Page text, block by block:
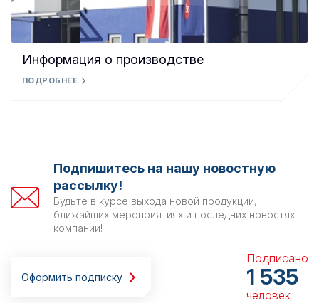
Информация о производстве
ПОДРОБНЕЕ
Подпишитесь на нашу новостную
рассылку!
Будьте в курсе выхода новой продукции,
ближайших мероприятиях и последних новостях
компании!
Оформить подписку
Подписано
1 535
человек